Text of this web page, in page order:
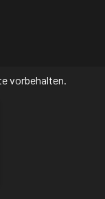
vorbehalten.